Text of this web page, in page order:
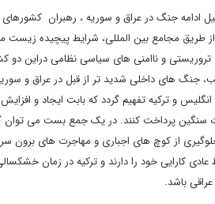
ادامه جنگ در عراق و سوریه ، رهبران
طریق مجامع بین المللی، شرایط پیچیده زیست
تروریستی و ناامنی های سیاسی نظامی دراین
جنگ های داخلی شدید تر از قبل در عراق و
انگلیس و ترکیه تفهیم گردد که بابت ایجاد و
سنگین پرداخت کنند. در یک جمع بست می
جلوگیری از کوچ های اجباری و مهاجرت های برون
کارایی خود را دارند و ترکیه در زمان
باشد.